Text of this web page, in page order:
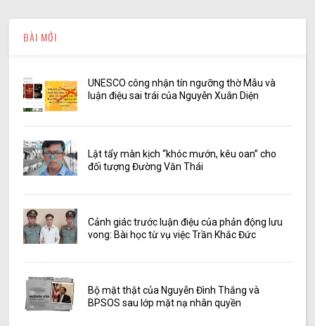
BÀI MỚI
UNESCO công nhận tín ngưỡng thờ Mẫu và
luận điệu sai trái của Nguyễn Xuân Diện
Lật tẩy màn kịch “khóc mướn, kêu oan” cho
đối tượng Đường Văn Thái
Cảnh giác trước luận điệu của phản động lưu
vong: Bài học từ vụ việc Trần Khắc Đức
Bộ mặt thật của Nguyễn Đình Thắng và
BPSOS sau lớp mặt nạ nhân quyền